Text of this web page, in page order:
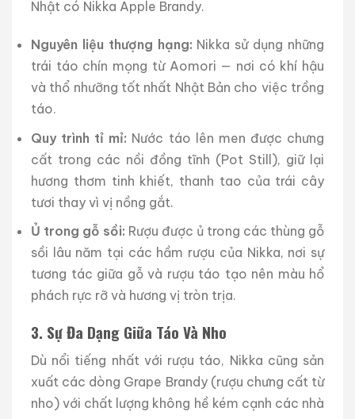
Nhật có Nikka Apple Brandy.
Nguyên liệu thượng hạng: Nikka sử dụng những
trái táo chín mọng từ Aomori — nơi có khí hậu
và thổ nhưỡng tốt nhất Nhật Bản cho việc trồng
táo.
Quy trình tỉ mỉ: Nước táo lên men được chưng
cất trong các nồi đồng tĩnh (Pot Still), giữ lại
hương thơm tinh khiết, thanh tao của trái cây
tươi thay vì vị nồng gắt.
Ủ trong gỗ sồi: Rượu được ủ trong các thùng gỗ
sồi lâu năm tại các hầm rượu của Nikka, nơi sự
tương tác giữa gỗ và rượu táo tạo nên màu hổ
phách rực rỡ và hương vị tròn trịa.
3. Sự Đa Dạng Giữa Táo Và Nho
Dù nổi tiếng nhất với rượu táo, Nikka cũng sản
xuất các dòng Grape Brandy (rượu chưng cất từ
nho) với chất lượng không hề kém cạnh các nhà